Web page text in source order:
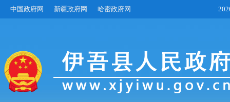
中国政府网 新疆政府网 哈密政府网